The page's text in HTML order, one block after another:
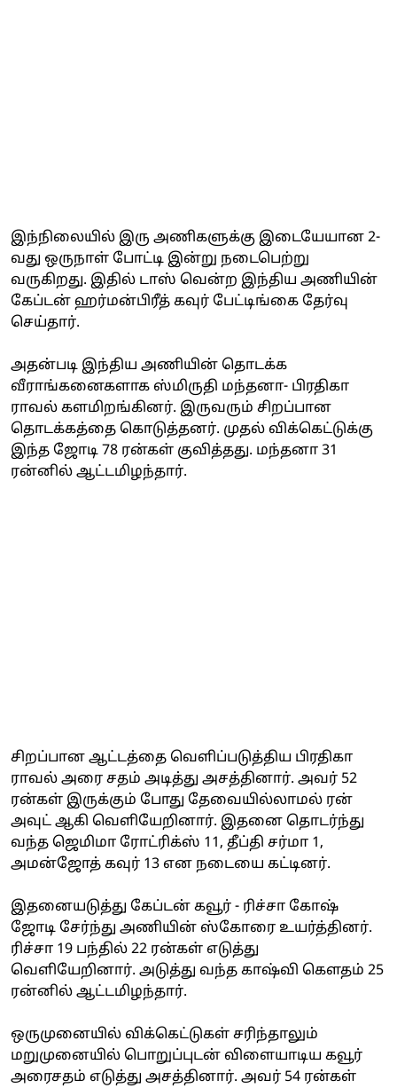
இந்நிலையில் இரு அணிகளுக்கு இடையேயான 2-
வது ஒருநாள் போட்டி இன்று நடைபெற்று
வருகிறது. இதில் டாஸ் வென்ற இந்திய அணியின்
கேப்டன் ஹர்மன்பிரீத் கவுர் பேட்டிங்கை தேர்வு
செய்தார்.
அதன்படி இந்திய அணியின் தொடக்க
வீராங்கனைகளாக ஸ்மிருதி மந்தனா- பிரதிகா
ராவல் களமிறங்கினர். இருவரும் சிறப்பான
தொடக்கத்தை கொடுத்தனர். முதல் விக்கெட்டுக்கு
இந்த ஜோடி 78 ரன்கள் குவித்தது. மந்தனா 31
ரன்னில் ஆட்டமிழந்தார்.
சிறப்பான ஆட்டத்தை வெளிப்படுத்திய பிரதிகா
ராவல் அரை சதம் அடித்து அசத்தினார். அவர் 52
ரன்கள் இருக்கும் போது தேவையில்லாமல் ரன்
அவுட் ஆகி வெளியேறினார். இதனை தொடர்ந்து
வந்த ஜெமிமா ரோட்ரிக்ஸ் 11, தீப்தி சர்மா 1,
அமன்ஜோத் கவுர் 13 என நடையை கட்டினர்.
இதனையடுத்து கேப்டன் கவூர் - ரிச்சா கோஷ்
ஜோடி சேர்ந்து அணியின் ஸ்கோரை உயர்த்தினர்.
ரிச்சா 19 பந்தில் 22 ரன்கள் எடுத்து
வெளியேறினார். அடுத்து வந்த காஷ்வி கௌதம் 25
ரன்னில் ஆட்டமிழந்தார்.
ஒருமுனையில் விக்கெட்டுகள் சரிந்தாலும்
மறுமுனையில் பொறுப்புடன் விளையாடிய கவூர்
அரைசதம் எடுத்து அசத்தினார். அவர் 54 ரன்கள்